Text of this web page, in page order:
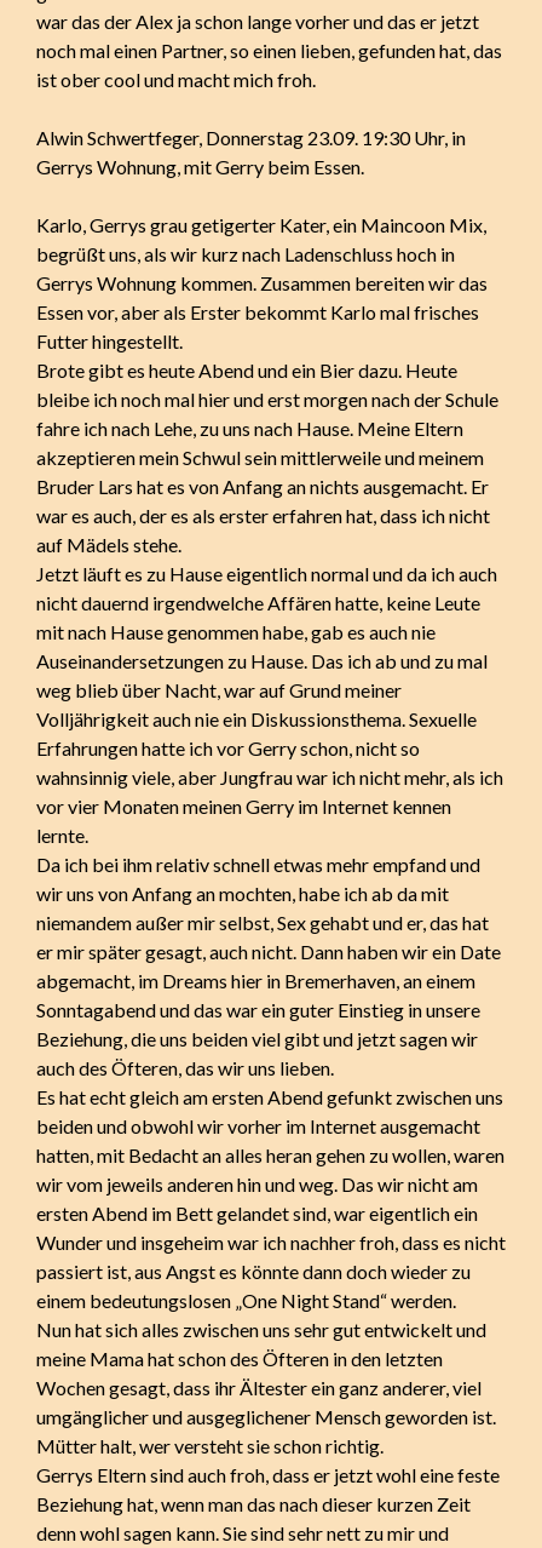
war das der Alex ja schon lange vorher und das er jetzt
noch mal einen Partner, so einen lieben, gefunden hat, das
ist ober cool und macht mich froh.
Alwin Schwertfeger, Donnerstag 23.09. 19:30 Uhr, in
Gerrys Wohnung, mit Gerry beim Essen.
Karlo, Gerrys grau getigerter Kater, ein Maincoon Mix,
begrüßt uns, als wir kurz nach Ladenschluss hoch in
Gerrys Wohnung kommen. Zusammen bereiten wir das
Essen vor, aber als Erster bekommt Karlo mal frisches
Futter hingestellt.
Brote gibt es heute Abend und ein Bier dazu. Heute
bleibe ich noch mal hier und erst morgen nach der Schule
fahre ich nach Lehe, zu uns nach Hause. Meine Eltern
akzeptieren mein Schwul sein mittlerweile und meinem
Bruder Lars hat es von Anfang an nichts ausgemacht. Er
war es auch, der es als erster erfahren hat, dass ich nicht
auf Mädels stehe.
Jetzt läuft es zu Hause eigentlich normal und da ich auch
nicht dauernd irgendwelche Affären hatte, keine Leute
mit nach Hause genommen habe, gab es auch nie
Auseinandersetzungen zu Hause. Das ich ab und zu mal
weg blieb über Nacht, war auf Grund meiner
Volljährigkeit auch nie ein Diskussionsthema. Sexuelle
Erfahrungen hatte ich vor Gerry schon, nicht so
wahnsinnig viele, aber Jungfrau war ich nicht mehr, als ich
vor vier Monaten meinen Gerry im Internet kennen
lernte.
Da ich bei ihm relativ schnell etwas mehr empfand und
wir uns von Anfang an mochten, habe ich ab da mit
niemandem außer mir selbst, Sex gehabt und er, das hat
er mir später gesagt, auch nicht. Dann haben wir ein Date
abgemacht, im Dreams hier in Bremerhaven, an einem
Sonntagabend und das war ein guter Einstieg in unsere
Beziehung, die uns beiden viel gibt und jetzt sagen wir
auch des Öfteren, das wir uns lieben.
Es hat echt gleich am ersten Abend gefunkt zwischen uns
beiden und obwohl wir vorher im Internet ausgemacht
hatten, mit Bedacht an alles heran gehen zu wollen, waren
wir vom jeweils anderen hin und weg. Das wir nicht am
ersten Abend im Bett gelandet sind, war eigentlich ein
Wunder und insgeheim war ich nachher froh, dass es nicht
passiert ist, aus Angst es könnte dann doch wieder zu
einem bedeutungslosen „One Night Stand“ werden.
Nun hat sich alles zwischen uns sehr gut entwickelt und
meine Mama hat schon des Öfteren in den letzten
Wochen gesagt, dass ihr Ältester ein ganz anderer, viel
umgänglicher und ausgeglichener Mensch geworden ist.
Mütter halt, wer versteht sie schon richtig.
Gerrys Eltern sind auch froh, dass er jetzt wohl eine feste
Beziehung hat, wenn man das nach dieser kurzen Zeit
denn wohl sagen kann. Sie sind sehr nett zu mir und